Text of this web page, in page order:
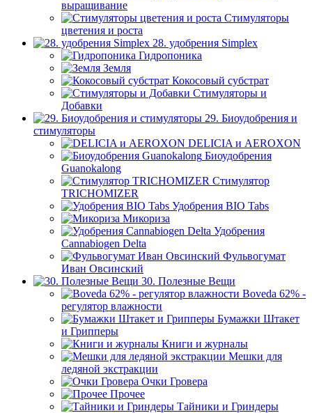
выращивание
Стимуляторы
цветения и роста
28. удобрения Simplex
Гидропоника
Земля
Кокосовый субстрат
Стимуляторы и
Добавки
29. Биоудобрения и
стимуляторы
DELICIA и AEROXON
Биоудобрения
Guanokalong
Стимулятор
TRICHOMIZER
Удобрения BIO Tabs
Микориза
Удобрения
Cannabiogen Delta
Фульвогумат
Иван Овсинский
30. Полезные Вещи
Boveda 62% -
регулятор влажности
Бумажки Штакет
и Грипперы
Книги и журналы
Мешки для
ледяной экстракции
Очки Гровера
Прочее
Тайники и Гриндеры